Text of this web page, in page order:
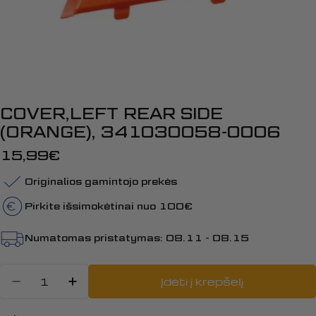
COVER,LEFT REAR SIDE
(ORANGE), 341030058-0006
Įprasta
kaina
15,99€
Originalios gamintojo prekės
Pirkite išsimokėtinai nuo 100€
Numatomas pristatymas: 08.11 - 08.15
Sumažinti kiekį: COVER,LEFT
Padidinti COVER,LEFT
Įdėti į krepšelį